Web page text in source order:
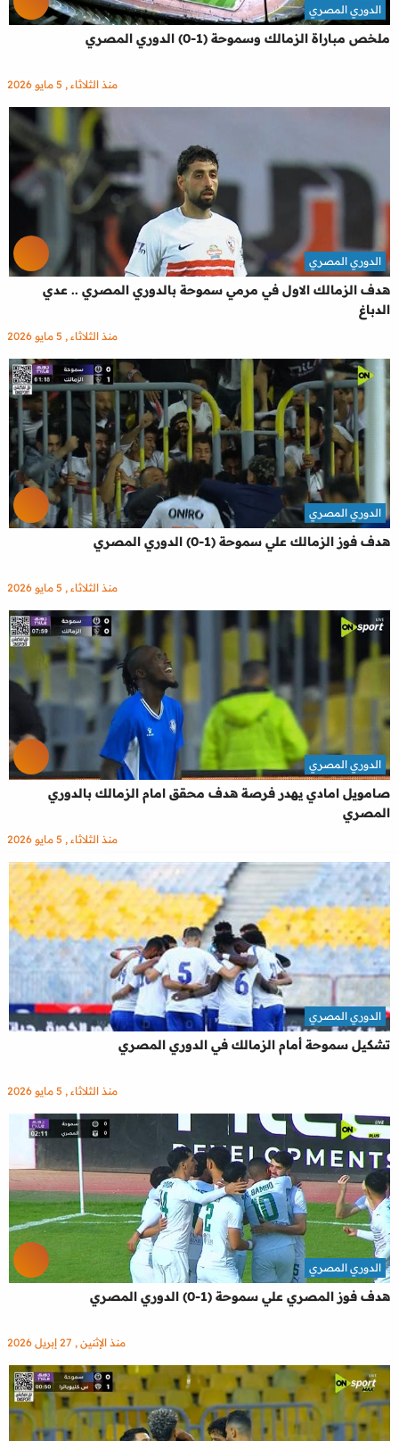
ملخص مباراة الزمالك وسموحة (1-0) الدوري المصري
الدوري المصري
منذ الثلاثاء , 5 مايو 2026
هدف الزمالك الاول في مرمي سموحة بالدوري المصري .. عدي
الدباغ
الدوري المصري
منذ الثلاثاء , 5 مايو 2026
هدف فوز الزمالك علي سموحة (1-0) الدوري المصري
الدوري المصري
منذ الثلاثاء , 5 مايو 2026
صامويل امادي يهدر فرصة هدف محقق امام الزمالك بالدوري
المصري
الدوري المصري
منذ الثلاثاء , 5 مايو 2026
تشكيل سموحة أمام الزمالك في الدوري المصري
الدوري المصري
منذ الثلاثاء , 5 مايو 2026
هدف فوز المصري علي سموحة (1-0) الدوري المصري
الدوري المصري
منذ الإثنين , 27 إبريل 2026